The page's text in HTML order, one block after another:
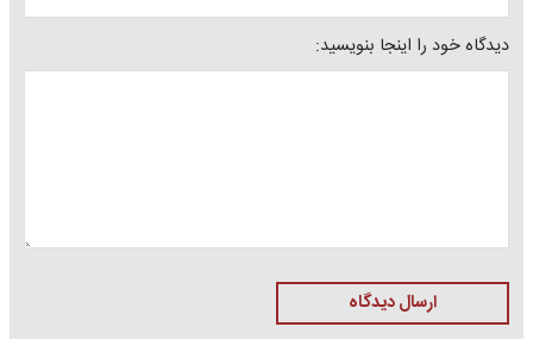
دیدگاه خود را اینجا بنویسید:
ارسال دیدگاه